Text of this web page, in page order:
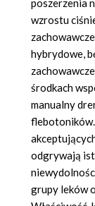
poszerzenia
wzrostu
hybrydowe,
środkach
manualny
odgrywają
grupy leków